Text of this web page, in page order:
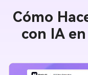
Cómo
con IA